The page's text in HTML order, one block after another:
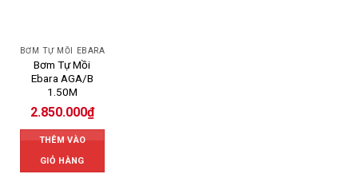
BƠM TỰ MỒI EBARA
Bơm Tự Mồi
Ebara AGA/B
1.50M
2.850.000₫
THÊM VÀO
GIỎ HÀNG